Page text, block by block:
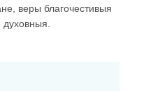
веры благочестивыя